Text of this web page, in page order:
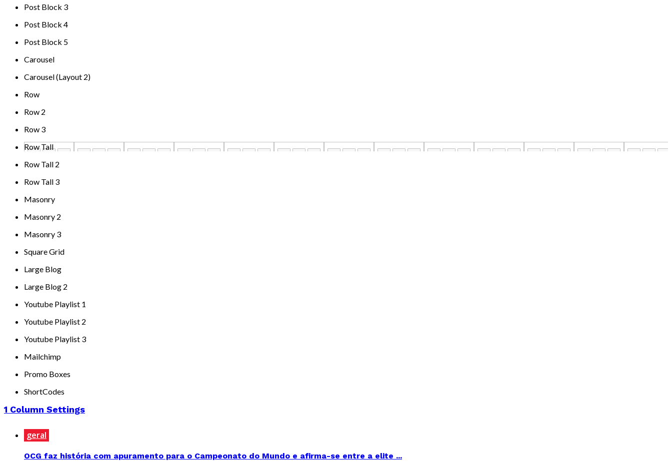
Post Block 3
Post Block 4
Post Block 5
Carousel
Carousel (Layout 2)
Row
Row 2
Row 3
Row Tall
Row Tall 2
Row Tall 3
Masonry
Masonry 2
Masonry 3
Square Grid
Large Blog
Large Blog 2
Youtube Playlist 1
Youtube Playlist 2
Youtube Playlist 3
Mailchimp
Promo Boxes
ShortCodes
1 Column Settings
geral
OCG faz história com apuramento para o Campeonato do Mundo e afirma-se entre a elite ...